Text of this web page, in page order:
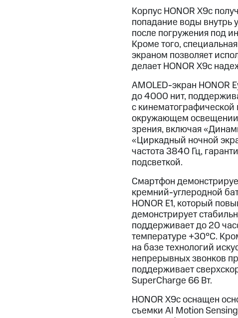
Корпус HONOR X9c
попадание воды внутрь
после погружения под
Кроме того,
экраном позволяет
делает HONOR X9c
AMOLED-экран HONOR
до 4000 нит,
с
окружающем освещении
зрения, включая
«Циркадный ночной
частота 3840 Гц,
подсветкой.
Смартфон
кремний-углеродной
HONOR E1, который
демонстрирует
поддерживает до 20
температуре +30°C.
на базе технологий
непрерывных звонков
поддерживает
SuperCharge 66 Вт.
HONOR X9c оснащен
съемки AI Motion